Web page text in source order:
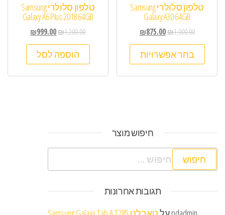
טלפון סלולרי Samsung
Galaxy A30 64GB
₪1,000.00
₪875.00
בחר אפשרויות
טלפון סלולרי Samsung
Galaxy A6 Plus 2018 64GB
₪1,200.00
₪999.00
הוספה לסל
חיפוש מוצר
חיפוש:
תגובות אחרונות